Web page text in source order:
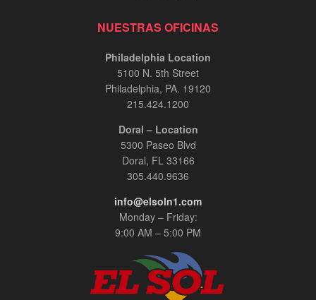
NUESTRAS OFICINAS
Philadelphia Location
5100 N. 5th Street
Philadelphia, PA. 19120
215.424.1200
Doral – Location
5300 Paseo Blvd
Doral, FL 33166
305.440.9636
info@elsoln1.com
Monday – Friday:
9:00 AM – 5:00 PM